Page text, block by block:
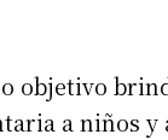
objetivo
a niños y